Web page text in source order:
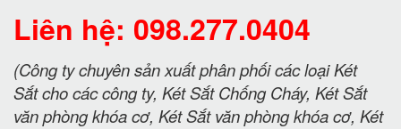
Liên hệ: 098.277.0404
(Công ty chuyên sản xuất phân phối các loại Két
Sắt cho các công ty, Két Sắt Chống Cháy, Két Sắt
văn phòng khóa cơ, Két Sắt văn phòng khóa cơ, Két